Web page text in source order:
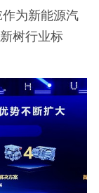
为新能源汽
树行业标